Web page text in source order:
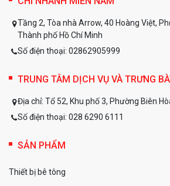
Tầng 2, Tòa nhà Arrow, 40 Hoàng Việt,
Thành phố Hồ Chí Minh
Số điện thoại: 02862905999
TRUNG TÂM DỊCH VỤ VÀ TRƯNG
Địa chỉ: Tổ 52, Khu phố 3, Phường Biên
Số điện thoại: 028 6290 6111
SẢN PHẨM
Thiết bị bê tông